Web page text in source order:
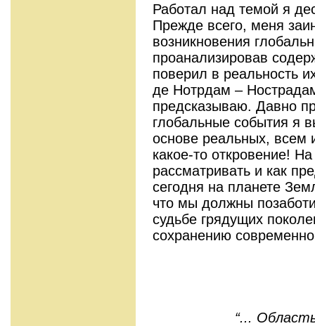
Работал над темой я
Прежде всего, меня
возникновения
проанализировав
поверил в реаль­ность
де Нотрдам –
предсказываю. Давно
глобальные события я
основе реальных, всем
какое-то откровение!
рассматривать и как
сегодня на плане­те
что мы должны
судьбе грядущих
сохранению
“...